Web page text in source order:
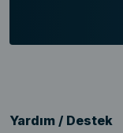
Yardım / Destek